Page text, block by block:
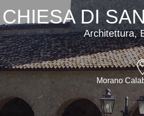
CHIESA DI
Architettura,
Morano